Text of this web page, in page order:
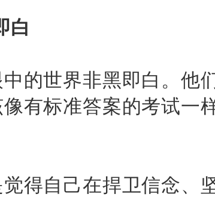
白
世界非黑即白。他
有标准答案的考试一
自己在捍卫信念、坚